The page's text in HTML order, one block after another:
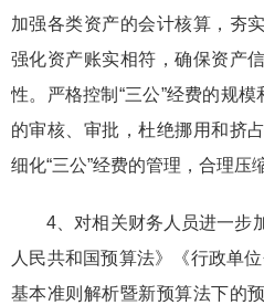
加强各类资产的会计核算，夯
强化资产账实相符，确保资产
性。严格控制“三公”经费的规模
的审核、审批，杜绝挪用和挤
细化“三公”经费的管理，合理压
4、对相关财务人员进一步
人民共和国预算法》《行政单
基本准则解析暨新预算法下的